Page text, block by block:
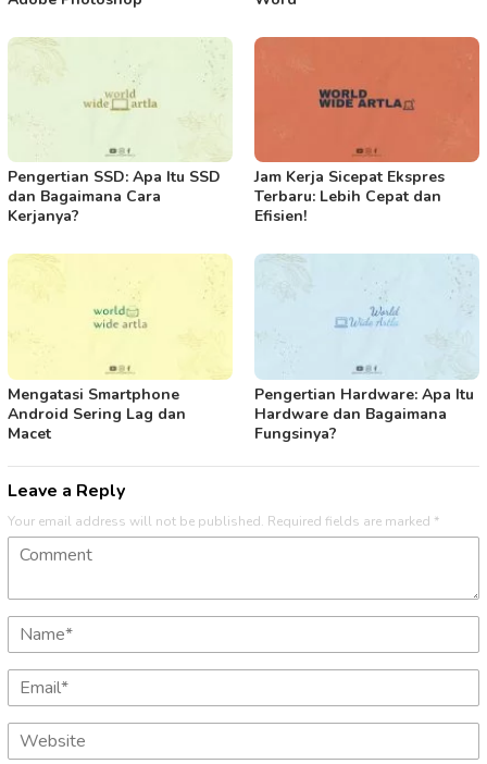
Pengertian SSD: Apa Itu SSD
dan Bagaimana Cara
Kerjanya?
Jam Kerja Sicepat Ekspres
Terbaru: Lebih Cepat dan
Efisien!
Mengatasi Smartphone
Android Sering Lag dan
Macet
Pengertian Hardware: Apa Itu
Hardware dan Bagaimana
Fungsinya?
Leave a Reply
Your email address will not be published. Required fields are marked *